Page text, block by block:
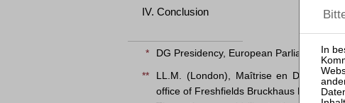
IV. Conclusion
* DG Presidency, European Parliament,
**
LL.M. (London), Maîtrise en Droit
office of Freshfields Bruckhaus Deringer